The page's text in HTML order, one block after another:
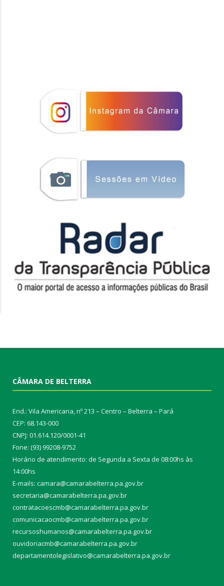
CÂMARA DE BELTERRA
End.: Vila Americana, nº 213 – Centro – Belterra – Pará
CEP: 68.143-000
CNPJ: 01.614.120/0001-41
Fone: (93) 99208-9752
Horário de atendimento: de Segunda a Sexta de 08:00hs às
14:00hs
E-mails: camara@camarabelterra.pa.gov.br
secretaria@camarabelterra.pa.gov.br
contratacoescmb@camarabelterra.pa.gov.br
comunicacaocmb@camarabelterra.pa.gov.br
recursoshumanos@camarabelterra.pa.gov.br
ouvidoriacmb@camarabelterra.pa.gov.br
departamentolegislativo@camarabelterra.pa.gov.br